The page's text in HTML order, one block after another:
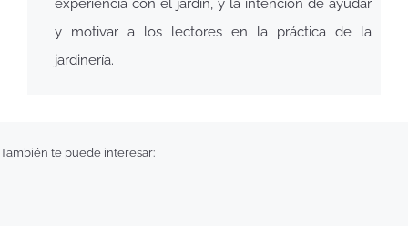
experiencia con el jardín, y la intención de ayudar
y motivar a los lectores en la práctica de la
jardinería.
También te puede interesar: